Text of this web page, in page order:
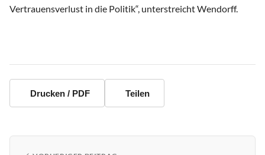
Vertrauensverlust in die Politik“, unterstreicht Wendorff.
Drucken / PDF Teilen